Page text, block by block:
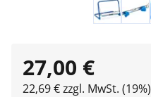
27,00 €
22,69 € zzgl. MwSt. (19%)